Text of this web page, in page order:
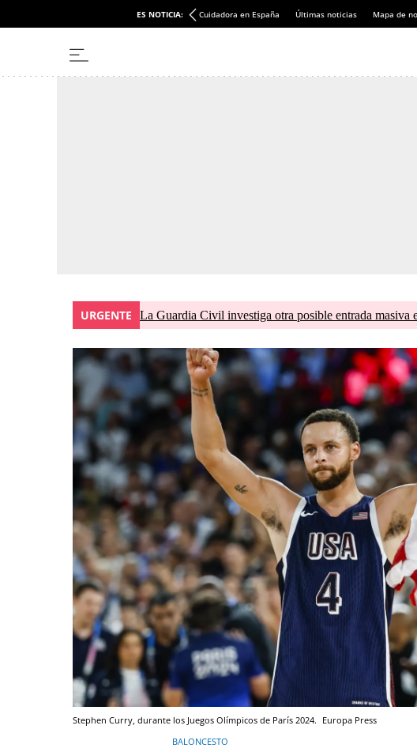
ES NOTICIA: Cuidadora en España Últimas noticias Mapa de
URGENTE La Guardia Civil investiga otra posible entrada masiva
Stephen Curry, durante los Juegos Olímpicos de París 2024. Europa Press
BALONCESTO